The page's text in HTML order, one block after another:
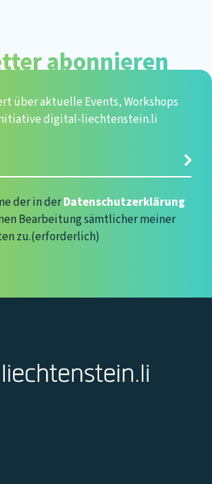
abonnieren
über aktuelle Events, Workshops
digital-liechtenstein.li
(erforderlich)
der in derDatenschutzerklärung
Bearbeitung sämtlicher meiner
zu.(erforderlich)